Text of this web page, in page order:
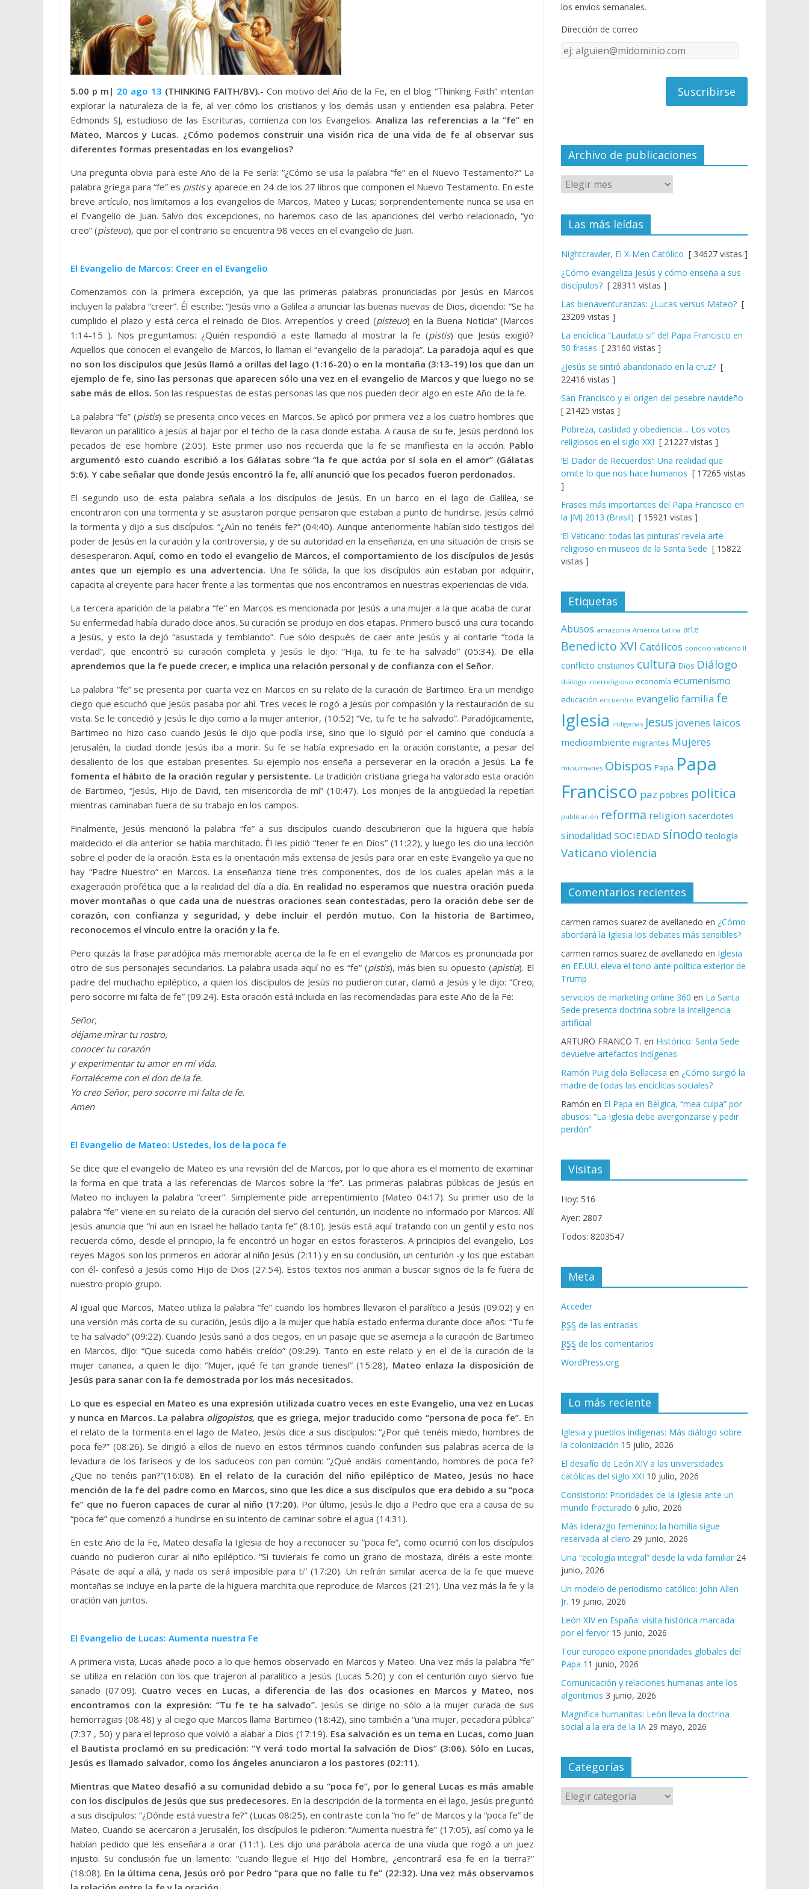
5.00 p m| 20 ago 13 (THINKING FAITH/BV).- Con motivo del Año de la Fe, en el blog “Thinking Faith” intentan
explorar la naturaleza de la fe, al ver cómo los cristianos y los demás usan y entienden esa palabra. Peter
Edmonds SJ, estudioso de las Escrituras, comienza con los Evangelios.Analiza las referencias a la “fe” en
Mateo, Marcos y Lucas. ¿Cómo podemos construir una visión rica de una vida de fe al observar sus
diferentes formas presentadas en los evangelios?
Una pregunta obvia para este Año de la Fe sería: “¿Cómo se usa la palabra “fe” en el Nuevo Testamento?” La
palabra griega para “fe” es pistisy aparece en 24 de los 27 libros que componen el Nuevo Testamento. En este
breve artículo, nos limitamos a los evangelios de Marcos, Mateo y Lucas; sorprendentemente nunca se usa en
el Evangelio de Juan. Salvo dos excepciones, no haremos caso de las apariciones del verbo relacionado, “yo
creo” (pisteuo), que por el contrario se encuentra 98 veces en el evangelio de Juan.
El Evangelio de Marcos: Creer en el Evangelio
Comenzamos con la primera excepción, ya que las primeras palabras pronunciadas por Jesús en Marcos
incluyen la palabra “creer”. Él escribe: “Jesús vino a Galilea a anunciar las buenas nuevas de Dios, diciendo: “Se ha
cumplido el plazo y está cerca el reinado de Dios. Arrepentíos y creed (pisteuo) en la Buena Noticia” (Marcos
1:14-15 ). Nos preguntamos: ¿Quién respondió a este llamado al mostrar la fe (pistis) que Jesús exigió?
Aquellos que conocen el evangelio de Marcos, lo llaman el “evangelio de la paradoja”. La paradoja aquí es que
no son los discípulos que Jesús llamó a orillas del lago (1:16-20) o en la montaña (3:13-19) los que dan un
ejemplo de fe, sino las personas que aparecen sólo una vez en el evangelio de Marcos y que luego no se
sabe más de ellos. Son las respuestas de estas personas las que nos pueden decir algo en este Año de la fe.
La palabra “fe” (pistis) se presenta cinco veces en Marcos. Se aplicó por primera vez a los cuatro hombres que
llevaron un paralítico a Jesús al bajar por el techo de la casa donde estaba. A causa de su fe, Jesús perdonó los
pecados de ese hombre (2:05). Este primer uso nos recuerda que la fe se manifiesta en la acción. Pablo
argumentó esto cuando escribió a los Gálatas sobre “la fe que actúa por sí sola en el amor” (Gálatas
5:6). Y cabe señalar que donde Jesús encontró la fe, allí anunció que los pecados fueron perdonados.
El segundo uso de esta palabra señala a los discípulos de Jesús. En un barco en el lago de Galilea, se
encontraron con una tormenta y se asustaron porque pensaron que estaban a punto de hundirse. Jesús calmó
la tormenta y dijo a sus discípulos: “¿Aún no tenéis fe?” (04:40). Aunque anteriormente habían sido testigos del
poder de Jesús en la curación y la controversia, y de su autoridad en la enseñanza, en una situación de crisis se
desesperaron.Aquí, como en todo el evangelio de Marcos, el comportamiento de los discípulos de Jesús
antes que un ejemplo es una advertencia. Una fe sólida, la que los discípulos aún estaban por adquirir,
capacita al creyente para hacer frente a las tormentas que nos encontramos en nuestras experiencias de vida.
La tercera aparición de la palabra “fe” en Marcos es mencionada por Jesús a una mujer a la que acaba de curar.
Su enfermedad había durado doce años. Su curación se produjo en dos etapas. Primero buscó una cura tocando
a Jesús, y esto la dejó “asustada y temblando”. Fue sólo después de caer ante Jesús y al contarle “toda la
verdad”, que encontró su curación completa y Jesús le dijo: “Hija, tu fe te ha salvado” (05:34). De ella
aprendemos que la fe puede crecer, e implica una relación personal y de confianza con el Señor.
La palabra “fe” se presenta por cuarta vez en Marcos en su relato de la curación de Bartimeo. Era un mendigo
ciego que escuchó que Jesús pasaba por ahí. Tres veces le rogó a Jesús por compasión y la restauración de su
vista. Se le concedió y Jesús le dijo como a la mujer anterior, (10:52) “Ve, tu fe te ha salvado”. Paradójicamente,
Bartimeo no hizo caso cuando Jesús le dijo que podía irse, sino que lo siguió por el camino que conducía a
Jerusalén, la ciudad donde Jesús iba a morir. Su fe se había expresado en la oración constante, a pesar del
desaliento de los que estaban presentes. Su ejemplo nos enseña a perseverar en la oración a Jesús. La fe
fomenta el hábito de la oración regular y persistente. La tradición cristiana griega ha valorado esta oración
de Bartimeo, “Jesús, Hijo de David, ten misericordia de mí” (10:47). Los monjes de la antigüedad la repetían
mientras caminaban fuera de su trabajo en los campos.
Finalmente, Jesús mencionó la palabra “fe” a sus discípulos cuando descubrieron que la higuera que había
maldecido el día anterior se había marchitado. Él les pidió “tener fe en Dios” (11:22), y luego les dio una lección
sobre el poder de la oración. Esta es la orientación más extensa de Jesús para orar en este Evangelio ya que no
hay “Padre Nuestro” en Marcos. La enseñanza tiene tres componentes, dos de los cuales apelan más a la
exageración profética que a la realidad del día a día. En realidad no esperamos que nuestra oración pueda
mover montañas o que cada una de nuestras oraciones sean contestadas, pero la oración debe ser de
corazón, con confianza y seguridad, y debe incluir el perdón mutuo. Con la historia de Bartimeo,
reconocemos el vínculo entre la oración y la fe.
Pero quizás la frase paradójica más memorable acerca de la fe en el evangelio de Marcos es pronunciada por
otro de sus personajes secundarios. La palabra usada aquí no es “fe” (pistis), más bien su opuesto (apistia). El
padre del muchacho epiléptico, a quien los discípulos de Jesús no pudieron curar, clamó a Jesús y le dijo: “Creo;
pero socorre mi falta de fe” (09:24). Esta oración está incluida en las recomendadas para este Año de la Fe:
Señor,
déjame mirar tu rostro,
conocer tu corazón
y experimentar tu amor en mi vida.
Fortaléceme con el don de la fe.
Yo creo Señor, pero socorre mi falta de fe.
Amen
El Evangelio de Mateo: Ustedes, los de la poca fe
Se dice que el evangelio de Mateo es una revisión del de Marcos, por lo que ahora es el momento de examinar
la forma en que trata a las referencias de Marcos sobre la “fe”. Las primeras palabras públicas de Jesús en
Mateo no incluyen la palabra “creer”. Simplemente pide arrepentimiento (Mateo 04:17). Su primer uso de la
palabra “fe” viene en su relato de la curación del siervo del centurión, un incidente no informado por Marcos. Allí
Jesús anuncia que “ni aun en Israel he hallado tanta fe” (8:10). Jesús está aquí tratando con un gentil y esto nos
recuerda cómo, desde el principio, la fe encontró un hogar en estos forasteros. A principios del evangelio, Los
reyes Magos son los primeros en adorar al niño Jesús (2:11) y en su conclusión, un centurión -y los que estaban
con él- confesó a Jesús como Hijo de Dios (27:54). Estos textos nos animan a buscar signos de la fe fuera de
nuestro propio grupo.
Al igual que Marcos, Mateo utiliza la palabra “fe” cuando los hombres llevaron el paralítico a Jesús (09:02) y en
una versión más corta de su curación, Jesús dijo a la mujer que había estado enferma durante doce años: “Tu fe
te ha salvado” (09:22). Cuando Jesús sanó a dos ciegos, en un pasaje que se asemeja a la curación de Bartimeo
en Marcos, dijo: “Que suceda como habéis creído” (09:29). Tanto en este relato y en el de la curación de la
mujer cananea, a quien le dijo: “Mujer, ¡qué fe tan grande tienes!” (15:28), Mateo enlaza la disposición de
Jesús para sanar con la fe demostrada por los más necesitados.
Lo que es especial en Mateo es una expresión utilizada cuatro veces en este Evangelio, una vez en Lucas
y nunca en Marcos. La palabra oligopistos, que es griega, mejor traducido como “persona de poca fe”. En
el relato de la tormenta en el lago de Mateo, Jesús dice a sus discípulos: “¿Por qué tenéis miedo, hombres de
poca fe?” (08:26). Se dirigió a ellos de nuevo en estos términos cuando confunden sus palabras acerca de la
levadura de los fariseos y de los saduceos con pan común: “¿Qué andáis comentando, hombres de poca fe?
¿Que no tenéis pan?”(16:08). En el relato de la curación del niño epiléptico de Mateo, Jesús no hace
mención de la fe del padre como en Marcos, sino que les dice a sus discípulos que era debido a su “poca
fe” que no fueron capaces de curar al niño (17:20). Por último, Jesús le dijo a Pedro que era a causa de su
“poca fe” que comenzó a hundirse en su intento de caminar sobre el agua (14:31).
En este Año de la Fe, Mateo desafía la Iglesia de hoy a reconocer su “poca fe”, como ocurrió con los discípulos
cuando no pudieron curar al niño epiléptico. “Si tuvierais fe como un grano de mostaza, diréis a este monte:
Pásate de aquí a allá, y nada os será imposible para ti” (17:20). Un refrán similar acerca de la fe que mueve
montañas se incluye en la parte de la higuera marchita que reproduce de Marcos (21:21). Una vez más la fe y la
oración van juntos.
El Evangelio de Lucas: Aumenta nuestra Fe
A primera vista, Lucas añade poco a lo que hemos observado en Marcos y Mateo. Una vez más la palabra “fe”
se utiliza en relación con los que trajeron al paralítico a Jesús (Lucas 5:20) y con el centurión cuyo siervo fue
sanado (07:09). Cuatro veces en Lucas, a diferencia de las dos ocasiones en Marcos y Mateo, nos
encontramos con la expresión: “Tu fe te ha salvado”. Jesús se dirige no sólo a la mujer curada de sus
hemorragias (08:48) y al ciego que Marcos llama Bartimeo (18:42), sino también a “una mujer, pecadora pública”
(7:37 , 50) y para el leproso que volvió a alabar a Dios (17:19). Esa salvación es un tema en Lucas, como Juan
el Bautista proclamó en su predicación: “Y verá todo mortal la salvación de Dios” (3:06). Sólo en Lucas,
Jesús es llamado salvador, como los ángeles anunciaron a los pastores (02:11).
Mientras que Mateo desafió a su comunidad debido a su “poca fe”, por lo general Lucas es más amable
con los discípulos de Jesús que sus predecesores. En la descripción de la tormenta en el lago, Jesús preguntó
a sus discípulos: “¿Dónde está vuestra fe?” (Lucas 08:25), en contraste con la “no fe” de Marcos y la “poca fe” de
Mateo. Cuando se acercaron a Jerusalén, los discípulos le pidieron: “Aumenta nuestra fe” (17:05), así como ya le
habían pedido que les enseñara a orar (11:1). Les dijo una parábola acerca de una viuda que rogó a un juez
injusto. Su conclusión fue un lamento: “cuando llegue el Hijo del Hombre, ¿encontrará esa fe en la tierra?”
(18:08). En la última cena, Jesús oró por Pedro “para que no falle tu fe” (22:32). Una vez más observamos
o
k e
C
el
los envíos semanales.
Dirección de correo
Dirección
Archivo de publicaciones
Las más leídas
Nightcrawler, El X-Men Católico [ 34627 vistas ]
¿Cómo evangeliza Jesús y cómo enseña a sus
discípulos? [ 28311 vistas ]
Las bienaventuranzas: ¿Lucas versus Mateo? [
23209 vistas ]
La encíclica “Laudato si” del Papa Francisco en
50 frases [ 23160 vistas ]
¿Jesús se sintió abandonado en la cruz? [
22416 vistas ]
San Francisco y el origen del pesebre navideño
[ 21425 vistas ]
Pobreza, castidad y obediencia… Los votos
religiosos en el siglo XXI [ 21227 vistas ]
‘El Dador de Recuerdos’: Una realidad que
omite lo que nos hace humanos [ 17265 vistas
]
Frases más importantes del Papa Francisco en
la JMJ 2013 (Brasil) [ 15921 vistas ]
‘El Vaticano: todas las pinturas’ revela arte
religioso en museos de la Santa Sede [ 15822
vistas ]
Etiquetas
Abusos amazonía América Latina arte
Benedicto XVI Católicos concilio vaticano II
conflicto cristianos cultura Dios Diálogo
diálogo interreligioso economía ecumenismo
educación encuentro evangelio familia fe
Iglesia indígenas Jesus jovenes laicos
medioambiente migrantes Mujeres
musulmanes Obispos Papa Papa
Francisco paz pobres politica
publicación reforma religion sacerdotes
sinodalidad SOCIEDAD sínodo teología
Vaticano violencia
Comentarios recientes
carmen ramos suarez de avellanedo en ¿Cómo
abordará la Iglesia los debates más sensibles?
carmen ramos suarez de avellanedo en Iglesia
en EE.UU. eleva el tono ante política exterior de
Trump
servicios de marketing online 360 en La Santa
Sede presenta doctrina sobre la inteligencia
artificial
ARTURO FRANCO T. en Histórico: Santa Sede
devuelve artefactos indígenas
Ramón Puig dela Bellacasa en ¿Cómo surgió la
madre de todas las encíclicas sociales?
Ramón en El Papa en Bélgica, “mea culpa” por
abusos: “La Iglesia debe avergonzarse y pedir
perdón”
Visitas
Hoy: 516
Ayer: 2807
Todos: 8203547
Meta
Acceder
RSS de las entradas
RSS de los comentarios
WordPress.org
Lo más reciente
Iglesia y pueblos indígenas: Más diálogo sobre
la colonización 15 julio, 2026
El desafío de León XIV a las universidades
católicas del siglo XXI 10 julio, 2026
Consistorio: Prioridades de la Iglesia ante un
mundo fracturado 6 julio, 2026
Más liderazgo femenino; la homilía sigue
reservada al clero 29 junio, 2026
Una “ecología integral” desde la vida familiar 24
junio, 2026
Un modelo de periodismo católico: John Allen
Jr. 19 junio, 2026
León XIV en España: visita histórica marcada
por el fervor 15 junio, 2026
Tour europeo expone prioridades globales del
Papa 11 junio, 2026
Comunicación y relaciones humanas ante los
algoritmos 3 junio, 2026
Magnifica humanitas: León lleva la doctrina
social a la era de la IA 29 mayo, 2026
Categorías